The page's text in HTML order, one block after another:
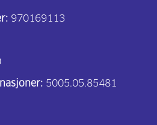
970169113
5005.05.85481